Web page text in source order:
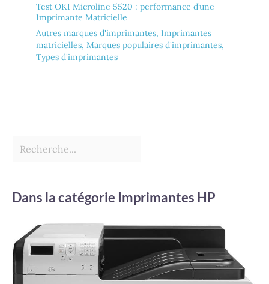
Test OKI Microline 5520 : performance d’une
Imprimante Matricielle
Autres marques d'imprimantes, Imprimantes
matricielles, Marques populaires d'imprimantes,
Types d'imprimantes
Dans la catégorie Imprimantes HP